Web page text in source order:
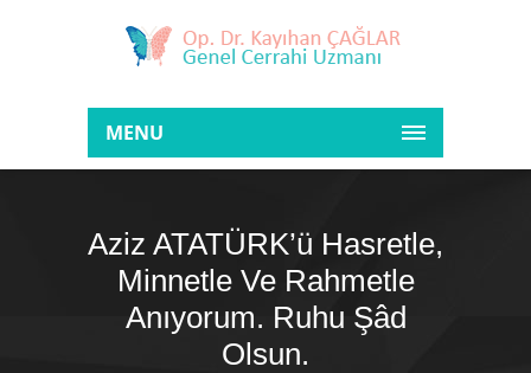
MENU
Aziz ATATÜRK’ü Hasretle,
Minnetle Ve Rahmetle
Anıyorum. Ruhu Şâd
Olsun.